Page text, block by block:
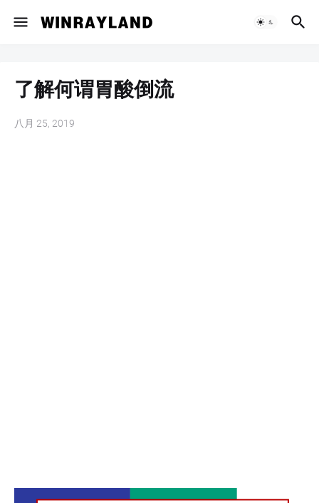
了解何谓胃酸倒流
八月 25, 2019